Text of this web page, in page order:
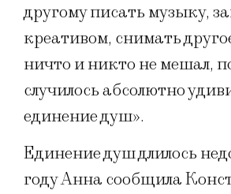
другому писать музыку,
креативом, снимать
ничто и никто не мешал,
случилось абсолютно
единение душ».
Единение душ длилось
году Анна сообщила